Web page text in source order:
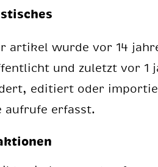
artikel wurde vor 14
und zuletzt vor 1
editiert oder
aufrufe erfasst.